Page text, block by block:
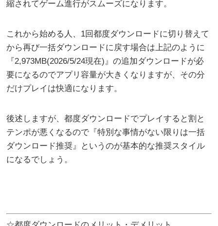
縮されてゲーム進行がスムーズになります。
これから始める人、1回都度ダウンロードに切り替えて
から再び一括ダウンロードに戻す場合は上記のように
『2,973MB(2026/5/24現在)』の追加ダウンロードが必
要になるのでアプリ容量が大きくなりますが、その分
だけプレイは快適になります。
後述しますが、都度ダウンロードでプレイすると割と
テンポが悪くなるので『特別な事情がない限りは一括
ダウンロード推奨』というのが基本的な推奨スタイル
になるでしょう。